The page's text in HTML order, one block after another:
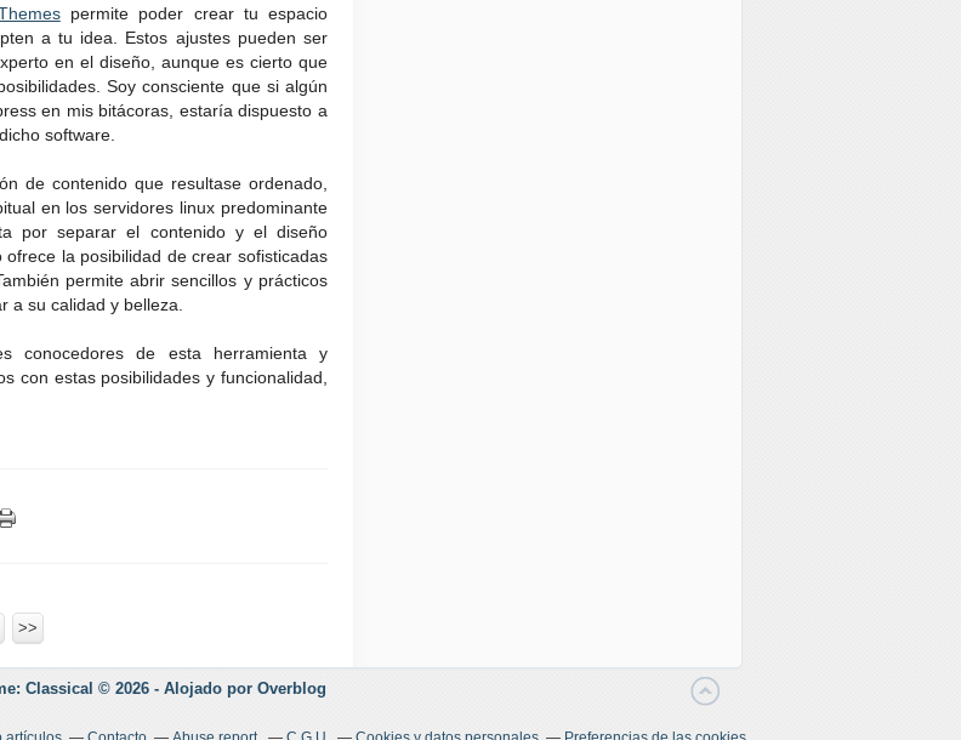
permite poder crear tu espacio
a tu idea. Estos ajustes pueden ser
en el diseño, aunque es cierto que
Soy consciente que si algún
en mis bitácoras, estaría dispuesto a
software.
de contenido que resultase ordenado,
en los servidores linux predominante
por separar el contenido y el diseño
la posibilidad de crear sofisticadas
permite abrir sencillos y prácticos
a su calidad y belleza.
conocedores de esta herramienta y
con estas posibilidades y funcionalidad,
>>
Classical © 2026 - Alojado por Overblog